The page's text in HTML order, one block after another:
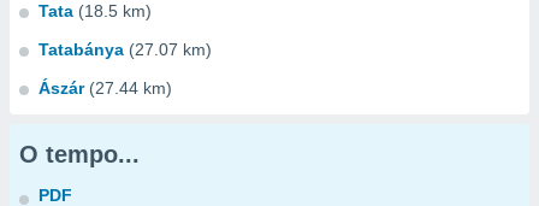
Tata (18.5 km)
Tatabánya (27.07 km)
Ászár (27.44 km)
O tempo...
PDF